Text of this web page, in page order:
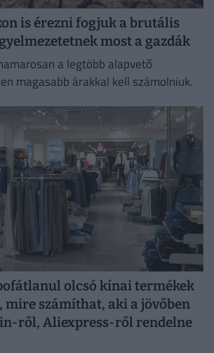
is érezni fogjuk a brutális
most a gazdák
a legtöbb alapvető
magasabb árakkal kell számolniuk.
olcsó kínai termékek
mire számíthat, aki a jövőben
ről, Aliexpress-ről rendelne